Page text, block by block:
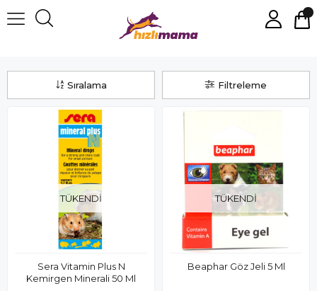
Filtreleme
Sıralama
TÜKENDI
Sera Vitamin Plus N
Kemirgen Minerali 50 Ml
TÜKENDI
Beaphar Göz Jeli 5 Ml